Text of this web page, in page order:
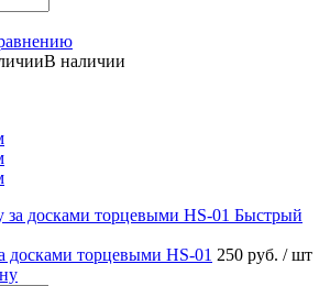
В наличии
Быстрый
досками торцевыми HS-01 250 руб. / шт